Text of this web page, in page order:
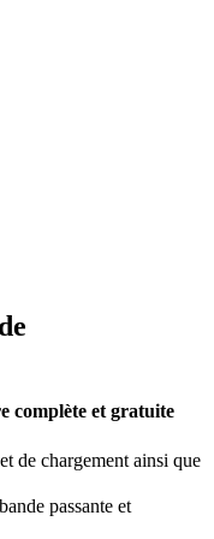
complète et gratuite
de chargement ainsi que
passante et